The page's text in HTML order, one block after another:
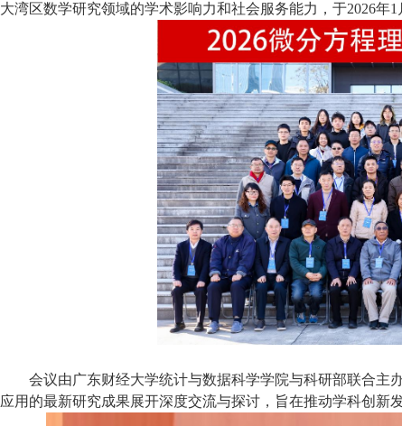
大湾区数学研究领域的学术影响力和社会服务能力，于2026年1
会议由广东财经大学统计与数据科学学院与科研部联合主
应用的最新研究成果展开深度交流与探讨，旨在推动学科创新